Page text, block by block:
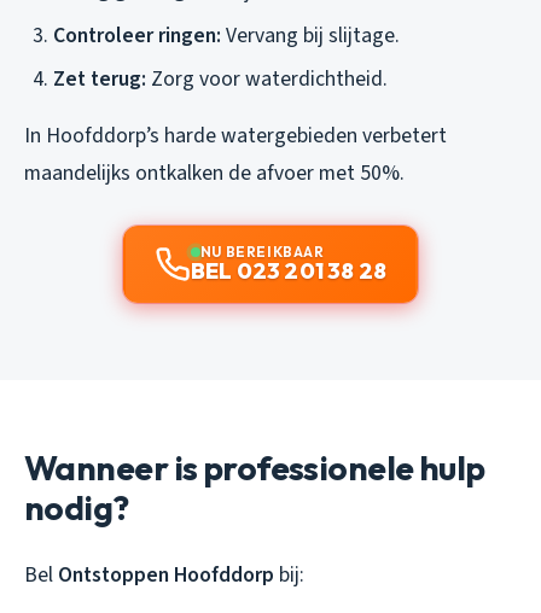
Controleer ringen: Vervang bij slijtage.
Zet terug: Zorg voor waterdichtheid.
In Hoofddorp’s harde watergebieden verbetert
maandelijks ontkalken de afvoer met 50%.
NU BEREIKBAAR
BEL 023 201 38 28
Wanneer is professionele hulp
nodig?
Bel Ontstoppen Hoofddorp bij: